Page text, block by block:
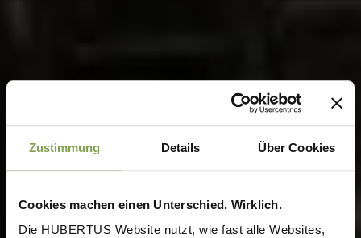
Zustimmung Details Über Cookies
Cookies machen einen Unterschied. Wirklich.
Die HUBERTUS Website nutzt, wie fast alle Websites,